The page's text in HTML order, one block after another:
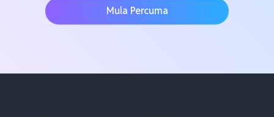
Mula Percuma